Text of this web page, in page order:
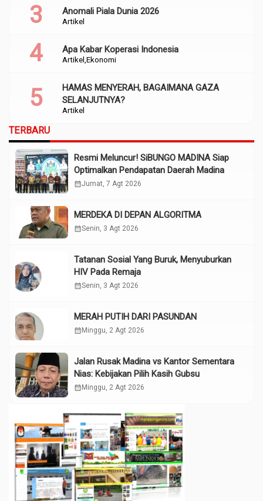
Artikel
Anomali Piala Dunia 2026
Artikel Ekonomi
Apa Kabar Koperasi Indonesia
Artikel
HAMAS MENYERAH, BAGAIMANA GAZA
SELANJUTNYA?
TERBARU
Resmi Meluncur! SiBUNGO MADINA Siap
Optimalkan Pendapatan Daerah Madina
calendar_monthJumat, 7 Agt 2026
MERDEKA DI DEPAN ALGORITMA
calendar_monthSenin, 3 Agt 2026
Tatanan Sosial Yang Buruk, Menyuburkan
HIV Pada Remaja
calendar_monthSenin, 3 Agt 2026
MERAH PUTIH DARI PASUNDAN
calendar_month Minggu, 2 Agt 2026
Jalan Rusak Madina vs Kantor Sementara
Nias: Kebijakan Pilih Kasih Gubsu
calendar_month Minggu, 2 Agt 2026